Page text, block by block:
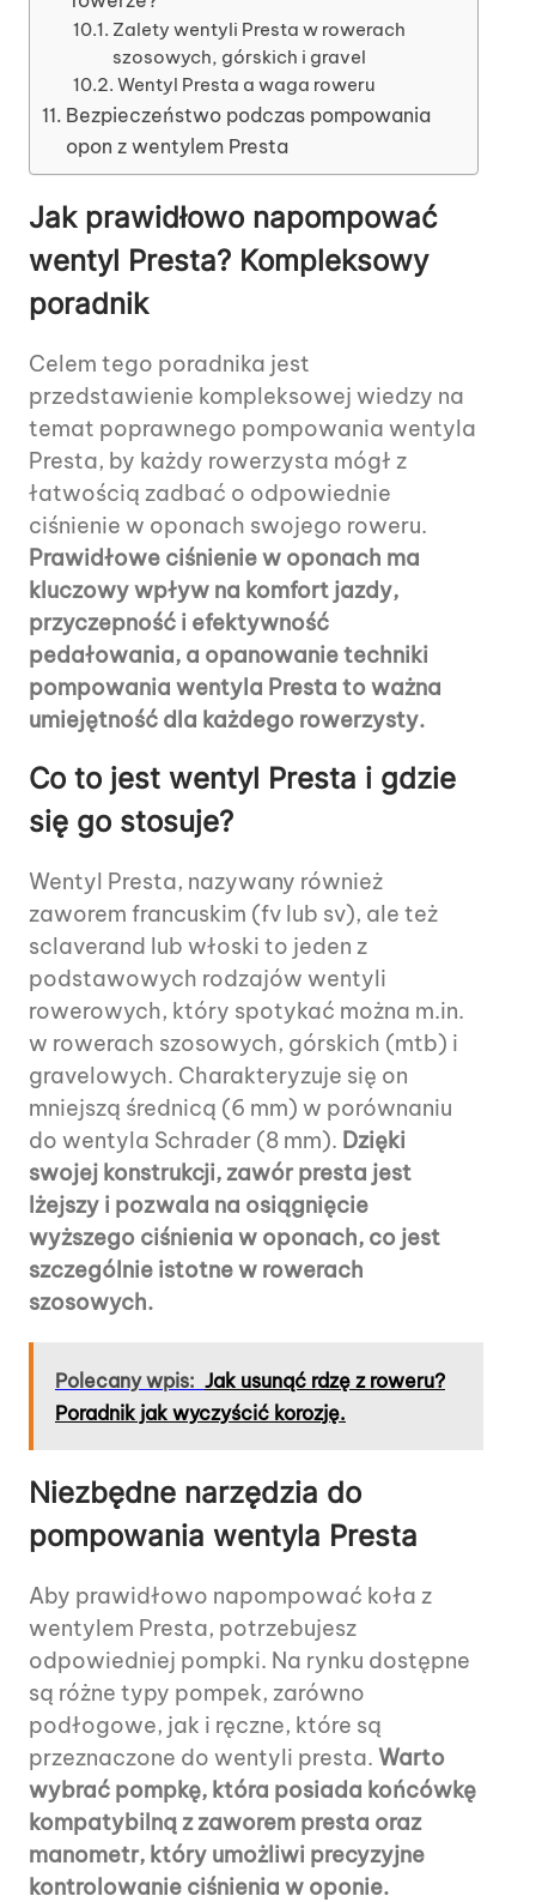
Zalety wentyli Presta w rowerach
szosowych, górskich i gravel
Wentyl Presta a waga roweru
Bezpieczeństwo podczas pompowania
opon z wentylem Presta
Jak prawidłowo napompować
wentyl Presta? Kompleksowy
poradnik
Celem tego poradnika jest
przedstawienie kompleksowej wiedzy na
temat poprawnego pompowania wentyla
Presta, by każdy rowerzysta mógł z
łatwością zadbać o odpowiednie
ciśnienie w oponach swojego roweru.
Prawidłowe ciśnienie w oponach ma
kluczowy wpływ na komfort jazdy,
przyczepność i efektywność
pedałowania, a opanowanie techniki
pompowania wentyla Presta to ważna
umiejętność dla każdego rowerzysty.
Co to jest wentyl Presta i gdzie
się go stosuje?
Wentyl Presta, nazywany również
zaworem francuskim (fv lub sv), ale też
sclaverand lub włoski to jeden z
podstawowych rodzajów wentyli
rowerowych, który spotykać można m.in.
w rowerach szosowych, górskich (mtb) i
gravelowych. Charakteryzuje się on
mniejszą średnicą (6 mm) w porównaniu
do wentyla Schrader (8 mm). Dzięki
swojej konstrukcji, zawór presta jest
lżejszy i pozwala na osiągnięcie
wyższego ciśnienia w oponach, co jest
szczególnie istotne w rowerach
szosowych.
Polecany wpis: Jak usunąć rdzę z roweru?
Poradnik jak wyczyścić korozję.
Niezbędne narzędzia do
pompowania wentyla Presta
Aby prawidłowo napompować koła z
wentylem Presta, potrzebujesz
odpowiedniej pompki. Na rynku dostępne
są różne typy pompek, zarówno
podłogowe, jak i ręczne, które są
przeznaczone do wentyli presta. Warto
wybrać pompkę, która posiada końcówkę
kompatybilną z zaworem presta oraz
manometr, który umożliwi precyzyjne
kontrolowanie ciśnienia w oponie.